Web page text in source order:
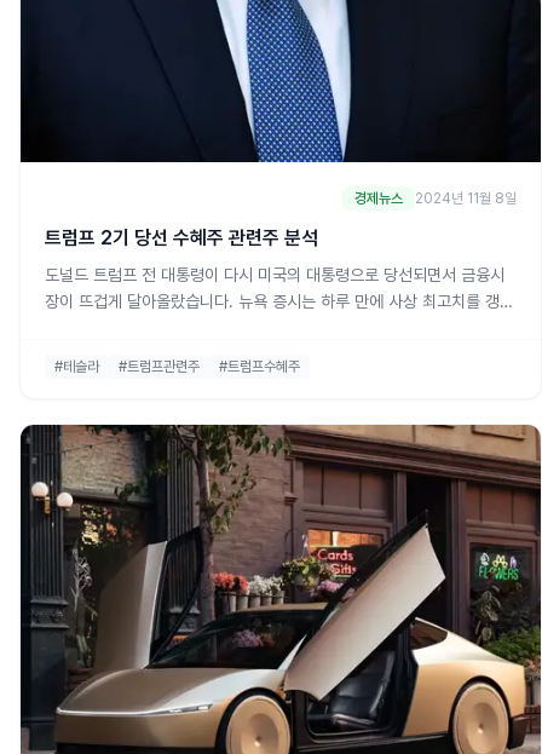
경제뉴스 2024년 11월 8일
트럼프 2기 당선 수혜주 관련주 분석
도널드 트럼프 전 대통령이 다시 미국의 대통령으로 당선되면서 금융시
장이 뜨겁게 달아올랐습니다. 뉴욕 증시는 하루 만에 사상 최고치를 갱신
#테슬라 #트럼프관련주 #트럼프수혜주